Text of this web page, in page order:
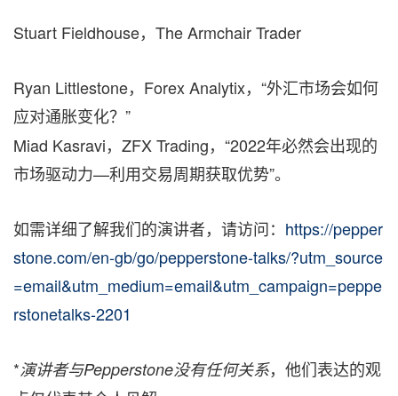
Stuart Fieldhouse，The Armchair Trader
Ryan Littlestone，Forex Analytix，“外汇市场会如何
应对通胀变化？”
Miad Kasravi，ZFX Trading，“2022年必然会出现的
市场驱动力—利用交易周期获取优势”。
如需详细了解我们的演讲者，请访问： https://pepper
stone.com/en-gb/go/pepperstone-talks/?utm_source
=email&utm_medium=email&utm_campaign=peppe
rstonetalks-2201
*演讲者与Pepperstone没有任何关系，他们表达的观